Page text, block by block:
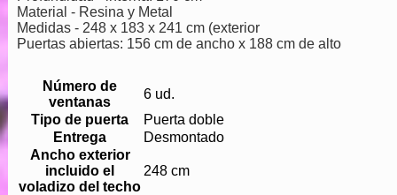
Material - Resina y Metal
Medidas - 248 x 183 x 241 cm (exterior
Puertas abiertas: 156 cm de ancho x 188 cm de alto
Número de
ventanas
6 ud.
Tipo de puerta
Puerta doble
Entrega
Desmontado
Ancho exterior
incluido el
voladizo del techo
248 cm